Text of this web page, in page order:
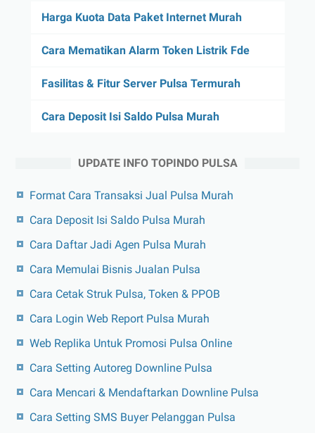
Harga Kuota Data Paket Internet Murah
Cara Mematikan Alarm Token Listrik Fde
Fasilitas & Fitur Server Pulsa Termurah
Cara Deposit Isi Saldo Pulsa Murah
UPDATE INFO TOPINDO PULSA
Format Cara Transaksi Jual Pulsa Murah
Cara Deposit Isi Saldo Pulsa Murah
Cara Daftar Jadi Agen Pulsa Murah
Cara Memulai Bisnis Jualan Pulsa
Cara Cetak Struk Pulsa, Token & PPOB
Cara Login Web Report Pulsa Murah
Web Replika Untuk Promosi Pulsa Online
Cara Setting Autoreg Downline Pulsa
Cara Mencari & Mendaftarkan Downline Pulsa
Cara Setting SMS Buyer Pelanggan Pulsa